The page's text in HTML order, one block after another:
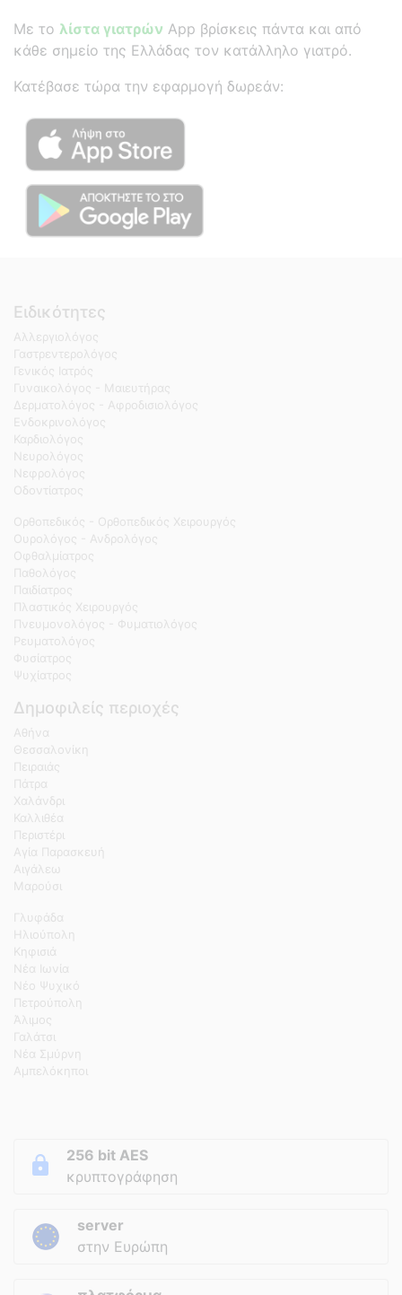
Με το λίστα γιατρών App βρίσκεις πάντα και από
κάθε σημείο της Ελλάδας τον κατάλληλο γιατρό.
Κατέβασε τώρα την εφαρμογή δωρεάν:
Ειδικότητες
Αλλεργιολόγος
Γαστρεντερολόγος
Γενικός Ιατρός
Γυναικολόγος - Μαιευτήρας
Δερματολόγος - Αφροδισιολόγος
Ενδοκρινολόγος
Καρδιολόγος
Νευρολόγος
Νεφρολόγος
Οδοντίατρος
Ορθοπεδικός - Ορθοπεδικός Χειρουργός
Ουρολόγος - Ανδρολόγος
Οφθαλμίατρος
Παθολόγος
Παιδίατρος
Πλαστικός Χειρουργός
Πνευμονολόγος - Φυματιολόγος
Ρευματολόγος
Φυσίατρος
Ψυχίατρος
Δημοφιλείς περιοχές
Αθήνα
Θεσσαλονίκη
Πειραιάς
Πάτρα
Χαλάνδρι
Καλλιθέα
Περιστέρι
Αγία Παρασκευή
Αιγάλεω
Μαρούσι
Γλυφάδα
Ηλιούπολη
Κηφισιά
Νέα Ιωνία
Νέο Ψυχικό
Πετρούπολη
Άλιμος
Γαλάτσι
Νέα Σμύρνη
Αμπελόκηποι
256 bit AES
κρυπτογράφηση
server
στην Ευρώπη